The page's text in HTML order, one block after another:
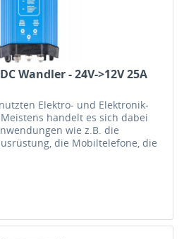
Wandler - 24V->12V 25A
Elektro- und Elektronik-
handelt es sich dabei
wie z.B. die
die Mobiltelefone, die